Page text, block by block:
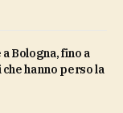
hanno perso la